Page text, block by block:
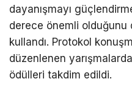
dayanışmayı
derece önemli olduğunu
kullandı. Protokol
düzenlenen
ödülleri takdim edildi.